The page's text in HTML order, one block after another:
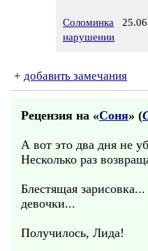
Соломинка
нарушении
+ добавить замечания
Рецензия на «Соня» (
А вот это два дня не
Несколько раз
Блестящая
девочки...
Получилось, Лида!